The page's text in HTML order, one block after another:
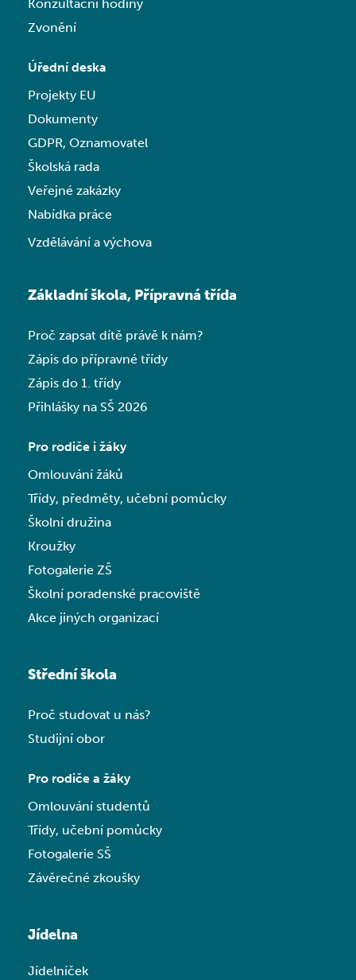
Konzultační hodiny
Zvonění
Úřední deska
Projekty EU
Dokumenty
GDPR, Oznamovatel
Školská rada
Veřejné zakázky
Nabídka práce
Vzdělávání a výchova
Základní škola, Přípravná třída
Proč zapsat dítě právě k nám?
Zápis do přípravné třídy
Zápis do 1. třídy
Přihlášky na SŠ 2026
Pro rodiče i žáky
Omlouvání žáků
Třídy, předměty, učební pomůcky
Školní družina
Kroužky
Fotogalerie ZŠ
Školní poradenské pracoviště
Akce jiných organizací
Střední škola
Proč studovat u nás?
Studijní obor
Pro rodiče a žáky
Omlouvání studentů
Třídy, učební pomůcky
Fotogalerie SŠ
Závěrečné zkoušky
Jídelna
Jídelníček